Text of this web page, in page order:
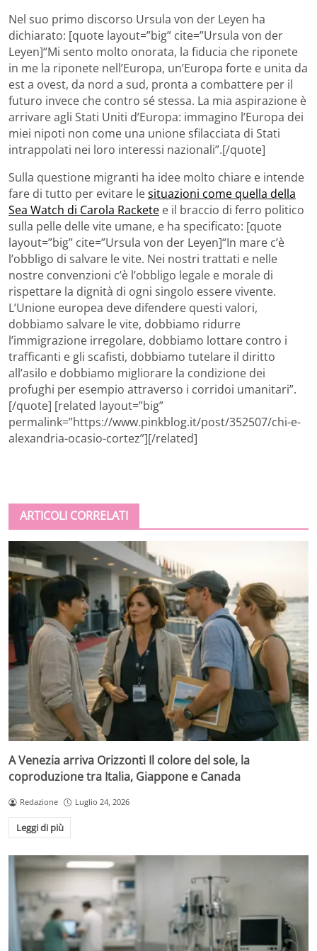
Nel suo primo discorso Ursula von der Leyen ha
dichiarato: [quote layout=”big” cite=”Ursula von der
Leyen]“Mi sento molto onorata, la fiducia che riponete
in me la riponete nell’Europa, un’Europa forte e unita da
est a ovest, da nord a sud, pronta a combattere per il
futuro invece che contro sé stessa. La mia aspirazione è
arrivare agli Stati Uniti d’Europa: immagino l’Europa dei
miei nipoti non come una unione sfilacciata di Stati
intrappolati nei loro interessi nazionali”.[/quote]
Sulla questione migranti ha idee molto chiare e intende
fare di tutto per evitare lesituazioni come quella della
Sea Watch di Carola Rackete e il braccio di ferro politico
sulla pelle delle vite umane, e ha specificato: [quote
layout=”big” cite=”Ursula von der Leyen]“In mare c’è
l’obbligo di salvare le vite. Nei nostri trattati e nelle
nostre convenzioni c’è l’obbligo legale e morale di
rispettare la dignità di ogni singolo essere vivente.
L’Unione europea deve difendere questi valori,
dobbiamo salvare le vite, dobbiamo ridurre
l’immigrazione irregolare, dobbiamo lottare contro i
trafficanti e gli scafisti, dobbiamo tutelare il diritto
all’asilo e dobbiamo migliorare la condizione dei
profughi per esempio attraverso i corridoi umanitari”.
[/quote] [related layout=”big”
permalink=”https://www.pinkblog.it/post/352507/chi-e-
alexandria-ocasio-cortez”][/related]
ARTICOLI CORRELATI
A Venezia arriva Orizzonti Il colore del sole, la
coproduzione tra Italia, Giappone e Canada
Redazione Luglio 24, 2026
Leggi di più